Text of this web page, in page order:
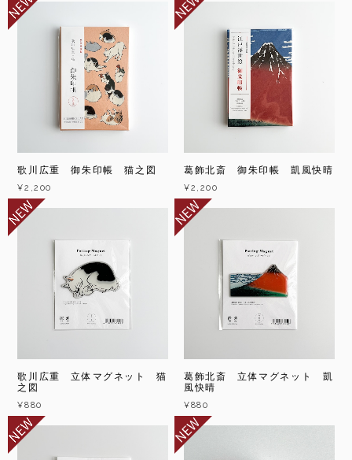
歌川広重 御朱印帳 猫之図
¥2,200
葛飾北斎 御朱印帳 凱風快晴
¥2,200
歌川広重 立体マグネット 猫
之図
¥880
葛飾北斎 立体マグネット 凱
風快晴
¥880